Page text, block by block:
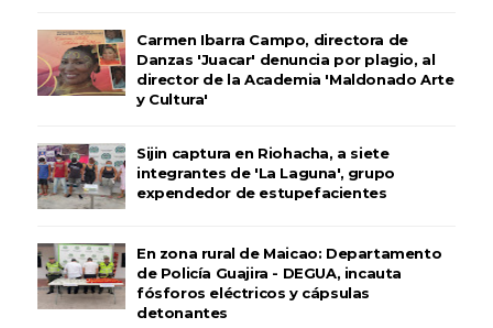
Carmen Ibarra Campo, directora de
Danzas 'Juacar' denuncia por plagio, al
director de la Academia 'Maldonado Arte
y Cultura'
Sijin captura en Riohacha, a siete
integrantes de 'La Laguna', grupo
expendedor de estupefacientes
En zona rural de Maicao: Departamento
de Policía Guajira - DEGUA, incauta
fósforos eléctricos y cápsulas
detonantes